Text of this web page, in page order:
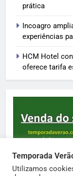
prática
Incoagro
experiências
HCM Hotel
oferece tarifa
Temporada
Utilizamos